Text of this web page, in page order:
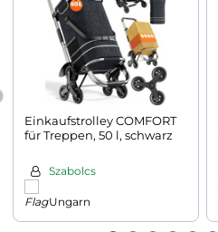
Einkaufstrolley COMFORT
für Treppen, 50 l, schwarz
Szabolcs
Ungarn